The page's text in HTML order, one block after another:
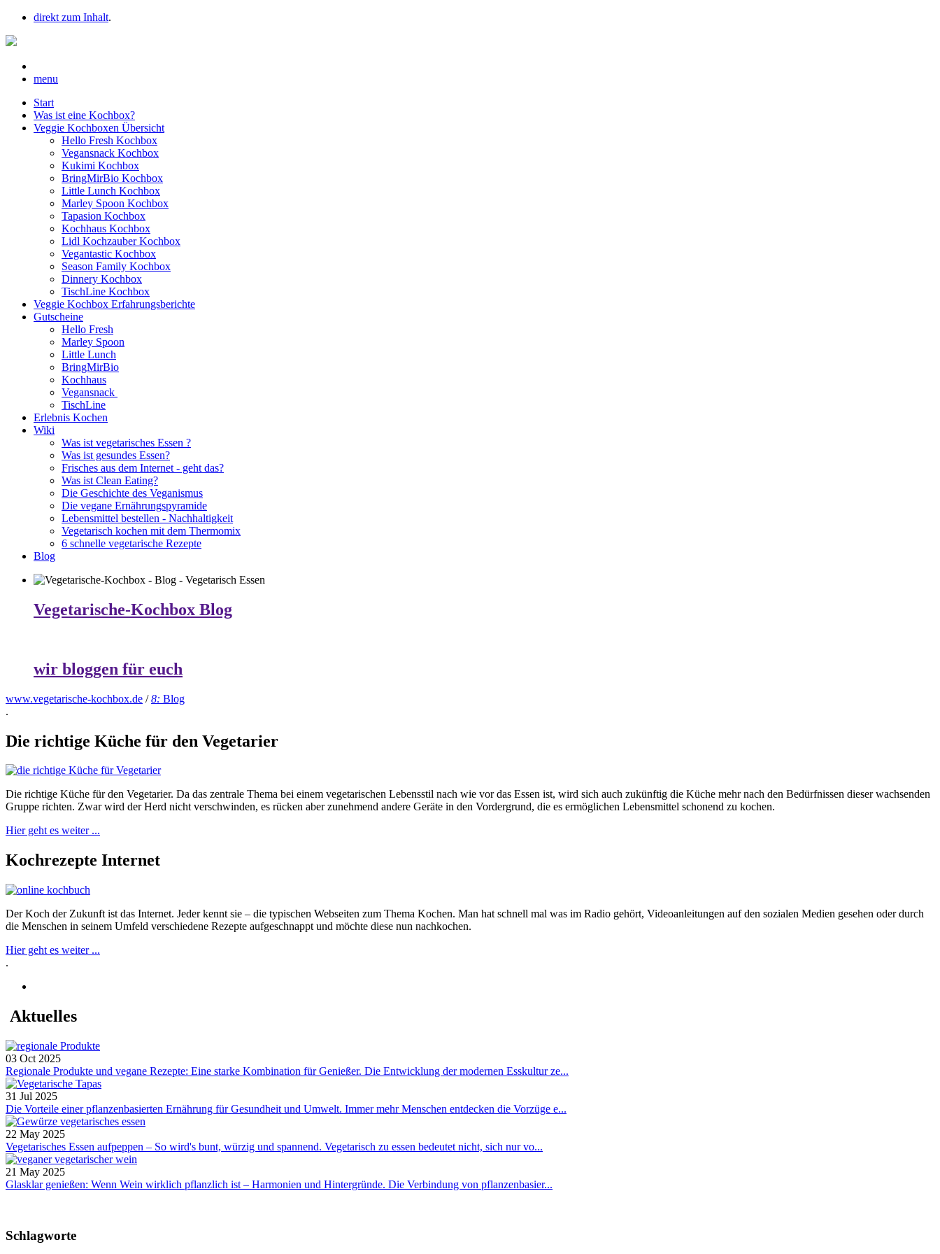
direkt zum Inhalt.
menu
Start
Was ist eine Kochbox?
Veggie Kochboxen Übersicht
Hello Fresh Kochbox
Vegansnack Kochbox
Kukimi Kochbox
BringMirBio Kochbox
Little Lunch Kochbox
Marley Spoon Kochbox
Tapasion Kochbox
Kochhaus Kochbox
Lidl Kochzauber Kochbox
Vegantastic Kochbox
Season Family Kochbox
Dinnery Kochbox
TischLine Kochbox
Veggie Kochbox Erfahrungsberichte
Gutscheine
Hello Fresh
Marley Spoon
Little Lunch
BringMirBio
Kochhaus
Vegansnack
TischLine
Erlebnis Kochen
Wiki
Was ist vegetarisches Essen ?
Was ist gesundes Essen?
Frisches aus dem Internet - geht das?
Was ist Clean Eating?
Die Geschichte des Veganismus
Die vegane Ernährungspyramide
Lebensmittel bestellen - Nachhaltigkeit
Vegetarisch kochen mit dem Thermomix
6 schnelle vegetarische Rezepte
Blog
Vegetarische-Kochbox Blog
wir bloggen für euch
www.vegetarische-kochbox.de /8: Blog
.
Die richtige Küche für den Vegetarier
Die richtige Küche für den Vegetarier. Da das zentrale Thema bei einem vegetarischen Lebensstil nach wie vor das Essen ist, wird sich auch zukünftig die Küche mehr nach den Bedürfnissen dieser wachsenden
Gruppe richten. Zwar wird der Herd nicht verschwinden, es rücken aber zunehmend andere Geräte in den Vordergrund, die es ermöglichen Lebensmittel schonend zu kochen.
Hier geht es weiter ...
Kochrezepte Internet
Der Koch der Zukunft ist das Internet. Jeder kennt sie – die typischen Webseiten zum Thema Kochen. Man hat schnell mal was im Radio gehört, Videoanleitungen auf den sozialen Medien gesehen oder durch
die Menschen in seinem Umfeld verschiedene Rezepte aufgeschnappt und möchte diese nun nachkochen.
Hier geht es weiter ...
.
Aktuelles
03 Oct 2025
Regionale Produkte und vegane Rezepte: Eine starke Kombination für Genießer. Die Entwicklung der modernen Esskultur ze...
31 Jul 2025
Die Vorteile einer pflanzenbasierten Ernährung für Gesundheit und Umwelt. Immer mehr Menschen entdecken die Vorzüge e...
22 May 2025
Vegetarisches Essen aufpeppen – So wird's bunt, würzig und spannend. Vegetarisch zu essen bedeutet nicht, sich nur vo...
21 May 2025
Glasklar genießen: Wenn Wein wirklich pflanzlich ist – Harmonien und Hintergründe. Die Verbindung von pflanzenbasier...
Schlagworte